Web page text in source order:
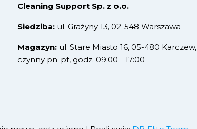
Cleaning Support Sp. z o.o.
Siedziba:ul. Grażyny 13, 02-548 Warszawa
Magazyn:ul. Stare Miasto 16, 05-480 Karczew,
czynny pn-pt, godz. 09:00 - 17:00